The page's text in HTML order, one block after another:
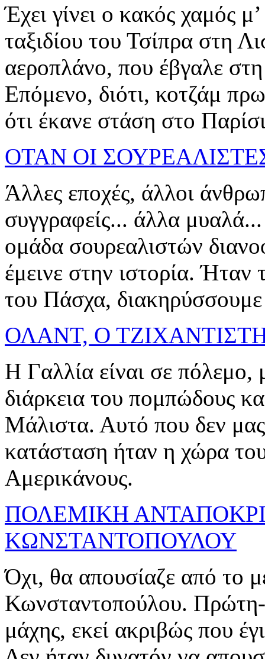
Έχει γίνει ο κακός χαμός
ταξιδίου του Τσίπρα στη
αεροπλάνο, που έβγαλε
Επόμενο, διότι, κοτζάμ
ότι έκανε στάση στο
ΟΤΑΝ ΟΙ
Άλλες εποχές, άλλοι
συγγραφείς... άλλα
ομάδα σουρεαλιστών
έμεινε στην ιστορία.
του Πάσχα,
ΟΛΑΝΤ, Ο
Η Γαλλία είναι σε πόλεμο,
διάρκεια του πομπώδους
Μάλιστα. Αυτό που δεν μας
κατάσταση ήταν η χώρα
Αμερικάνους.
ΠΟΛΕΜΙΚΗ
ΚΩΝΣΤΑΝΤΟΠΟΥΛΟΥ
Όχι, θα απουσίαζε από το
Κωνσταντοπούλου. Πρώτη-
μάχης, εκεί ακριβώς που